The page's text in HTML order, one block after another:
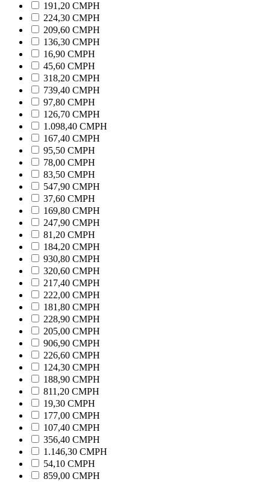
191,20 CMPH
224,30 CMPH
209,60 CMPH
136,30 CMPH
16,90 CMPH
45,60 CMPH
318,20 CMPH
739,40 CMPH
97,80 CMPH
126,70 CMPH
1.098,40 CMPH
167,40 CMPH
95,50 CMPH
78,00 CMPH
83,50 CMPH
547,90 CMPH
37,60 CMPH
169,80 CMPH
247,90 CMPH
81,20 CMPH
184,20 CMPH
930,80 CMPH
320,60 CMPH
217,40 CMPH
222,00 CMPH
181,80 CMPH
228,90 CMPH
205,00 CMPH
906,90 CMPH
226,60 CMPH
124,30 CMPH
188,90 CMPH
811,20 CMPH
19,30 CMPH
177,00 CMPH
107,40 CMPH
356,40 CMPH
1.146,30 CMPH
54,10 CMPH
859,00 CMPH